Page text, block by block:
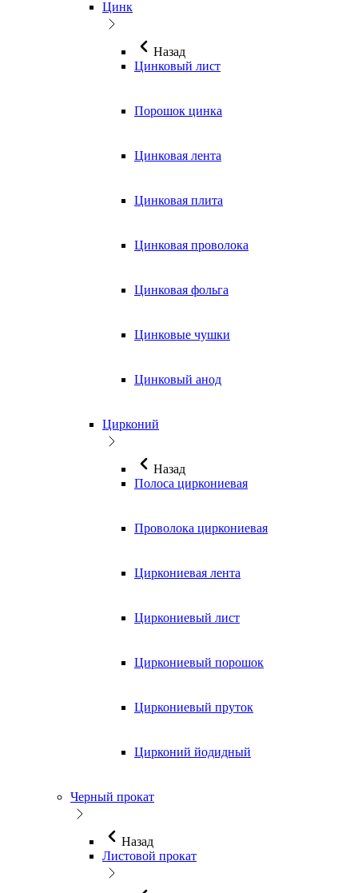
Цинк
Назад
Цинковый лист
Порошок цинка
Цинковая лента
Цинковая плита
Цинковая проволока
Цинковая фольга
Цинковые чушки
Цинковый анод
Цирконий
Назад
Полоса циркониевая
Проволока циркониевая
Циркониевая лента
Циркониевый лист
Циркониевый порошок
Циркониевый пруток
Цирконий йодидный
Черный прокат
Назад
Листовой прокат